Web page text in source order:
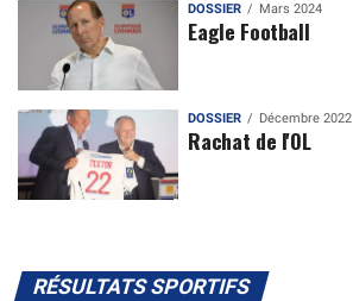
DOSSIER Mars 2024
Eagle Football
DOSSIER Décembre 2022
Rachat de l'OL
RÉSULTATS SPORTIFS